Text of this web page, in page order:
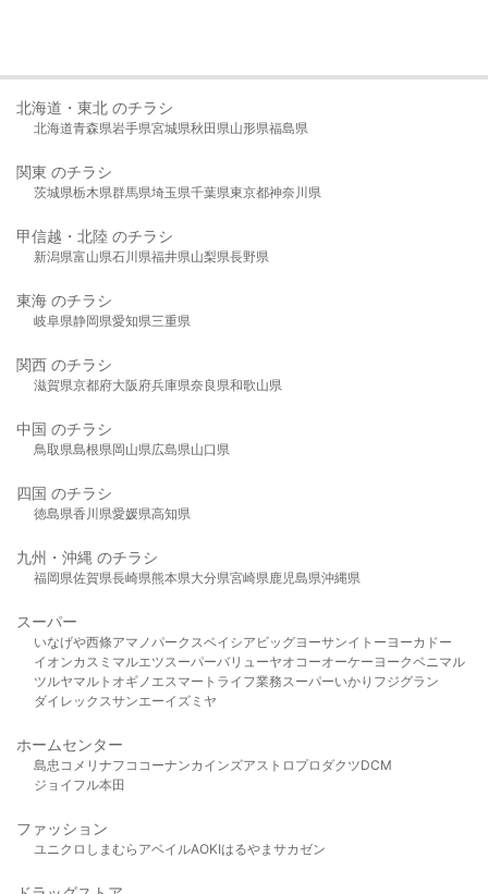
北海道・東北 のチラシ
北海道青森県岩手県宮城県秋田県山形県福島県
関東 のチラシ
茨城県栃木県群馬県埼玉県千葉県東京都神奈川県
甲信越・北陸 のチラシ
新潟県富山県石川県福井県山梨県長野県
東海 のチラシ
岐阜県静岡県愛知県三重県
関西 のチラシ
滋賀県京都府大阪府兵庫県奈良県和歌山県
中国 のチラシ
鳥取県島根県岡山県広島県山口県
四国 のチラシ
徳島県香川県愛媛県高知県
九州・沖縄 のチラシ
福岡県佐賀県長崎県熊本県大分県宮崎県鹿児島県沖縄県
スーパー
いなげや西條アマノパークスベイシア ビッグヨーサンイトーヨーカドー
イオンカスミ マルエツスーパーバリューヤオコーオーケー ヨークベニマル
ツルヤマルト オギノ エスマート ライフ業務スーパーいかり フジグラン
ダイレックスサンエーイズミヤ
ホームセンター
島忠 コメリ ナフコ コーナンカインズアストロプロダクツDCM
ジョイフル本田
ファッション
ユニクロ しまむら アベイルAOKIはるやま サカゼン